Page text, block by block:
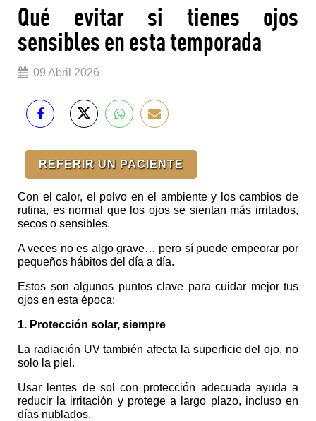
Qué evitar si tienes ojos
sensibles en esta temporada
09 Abril 2026
REFERIR UN PACIENTE
Con el calor, el polvo en el ambiente y los cambios de
rutina, es normal que los ojos se sientan más irritados,
secos o sensibles.
A veces no es algo grave… pero sí puede empeorar por
pequeños hábitos del día a día.
Estos son algunos puntos clave para cuidar mejor tus
ojos en esta época:
1. Protección solar, siempre
La radiación UV también afecta la superficie del ojo, no
solo la piel.
Usar lentes de sol con protección adecuada ayuda a
reducir la irritación y protege a largo plazo, incluso en
días nublados.